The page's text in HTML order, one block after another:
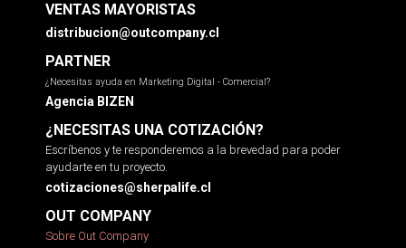
VENTAS MAYORISTAS
distribucion@outcompany.cl
PARTNER
¿Necesitas ayuda en Marketing Digital - Comercial?
Agencia BIZEN
¿NECESITAS UNA COTIZACIÓN?
Escríbenos y te responderemos a la brevedad para poder
ayudarte en tu proyecto.
cotizaciones@sherpalife.cl
OUT COMPANY
Sobre Out Company